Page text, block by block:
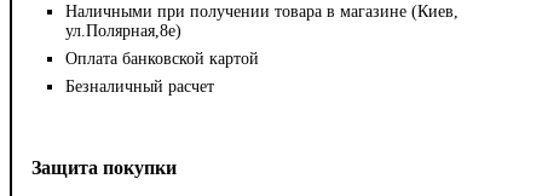
Наличными при получении товара в магазине (Киев,
ул.Полярная,8е)
Оплата банковской картой
Безналичный расчет
Защита покупки